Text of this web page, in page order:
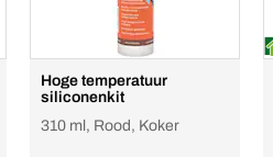
Hoge temperatuur
siliconenkit
310 ml, Rood, Koker